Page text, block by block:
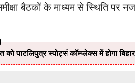
बैठकों के माध्यम से स्थिति
को पाटलिपुत्र स्पोर्ट्स कॉम्प्लेक्स में होगा